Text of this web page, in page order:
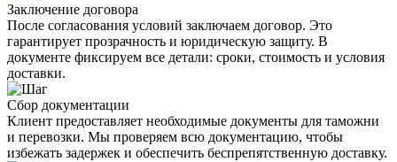
Заключение договора
После согласования условий заключаем договор. Это
гарантирует прозрачность и юридическую защиту. В
документе фиксируем все детали: сроки, стоимость и условия
доставки.
Сбор документации
Клиент предоставляет необходимые документы для таможни
и перевозки. Мы проверяем всю документацию, чтобы
избежать задержек и обеспечить беспрепятственную доставку.